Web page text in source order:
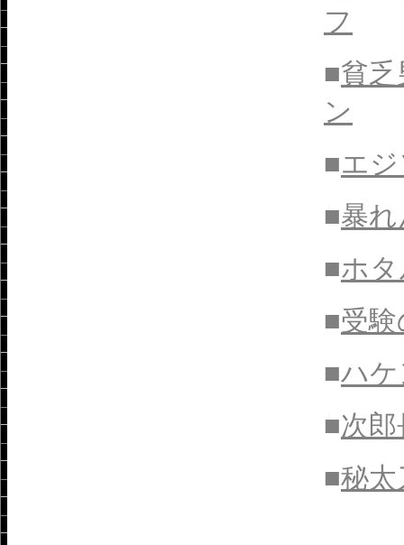
フ
■貧
ン
■エ
■暴
■ホ
■受
■ハ
■次
■秘太